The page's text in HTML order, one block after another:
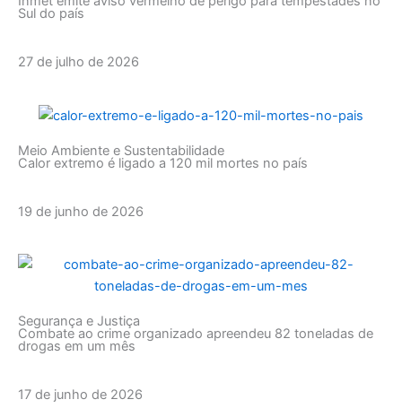
Sul do país
27 de julho de 2026
Meio Ambiente e Sustentabilidade
Calor extremo é ligado a 120 mil mortes no país
19 de junho de 2026
Segurança e Justiça
Combate ao crime organizado apreendeu 82 toneladas de
drogas em um mês
17 de junho de 2026